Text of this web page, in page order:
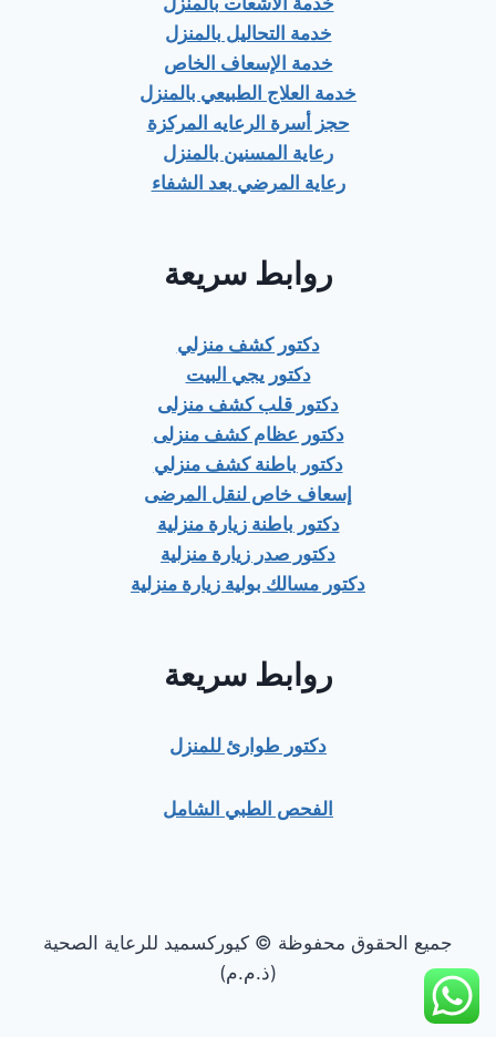
خدمة التحاليل بالمنزل
خدمة الإسعاف الخاص
خدمة العلاج الطبيعي بالمنزل
حجز أسرة الرعايه المركزة
رعاية المسنين بالمنزل
رعاية المرضي بعد الشفاء
روابط سريعة
دكتور كشف منزلي
دكتور يجي البيت
دكتور قلب كشف منزلى
دكتور عظام كشف منزلى
دكتور باطنة كشف منزلي
إسعاف خاص لنقل المرضى
دكتور باطنة زيارة منزلية
دكتور صدر زيارة منزلية
دكتور مسالك بولية زيارة منزلية
روابط سريعة
دكتور طوارئ للمنزل
الفحص الطبي الشامل
جميع الحقوق محفوظة © كيوركسميد للرعاية الصحية
(ذ.م.م)